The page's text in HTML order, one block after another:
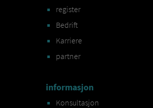
register
Bedrift
Karriere
partner
informasjon
Konsultasjon